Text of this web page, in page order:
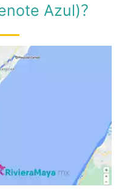
Azul)？